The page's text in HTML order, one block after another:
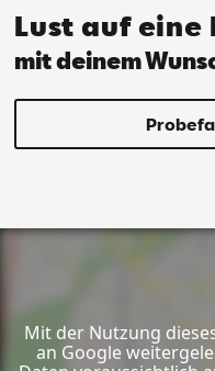
Lust auf
mit deinem
Mit der Nutzung
an Google